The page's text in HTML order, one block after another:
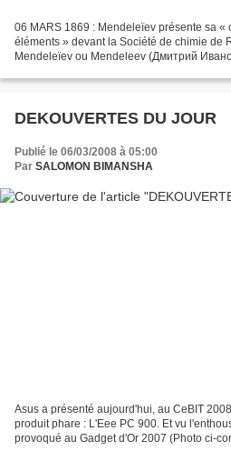
06 MARS 1869 : Mendeleïev présente sa
éléments » devant la Société de chimie de
Mendeleïev ou Mendeleev (Дмитрий
DEKOUVERTES DU JOUR
Publié le 06/03/2008 à 05:00
Par SALOMON BIMANSHA
Asus a présenté aujourd'hui, au CeBIT
produit phare : L'Eee PC 900. Et vu
provoqué au Gadget d'Or 2007 (Photo ci-